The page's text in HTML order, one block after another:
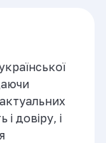
довіру, і